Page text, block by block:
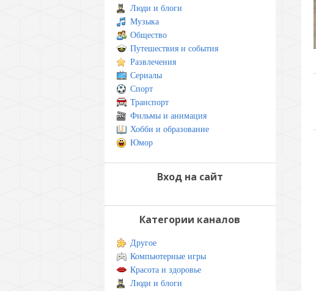
Люди и блоги
Музыка
Общество
Путешествия и события
Развлечения
Сериалы
Спорт
Транспорт
Фильмы и анимация
Хобби и образование
Юмор
Вход на сайт
Категории каналов
Другое
Компьютерные игры
Красота и здоровье
Люди и блоги